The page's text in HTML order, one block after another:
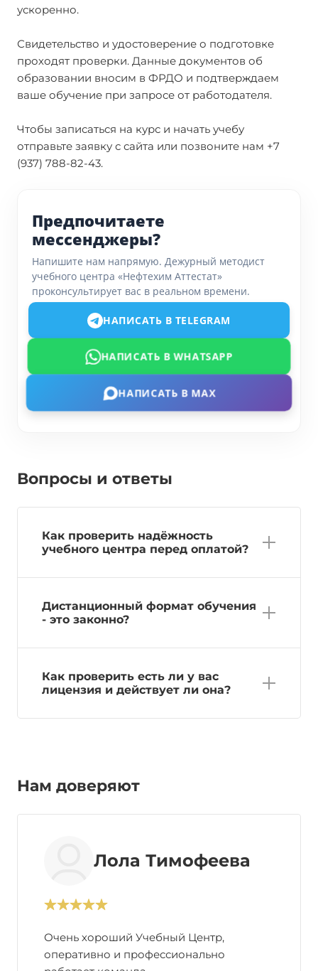
ускоренно.
Свидетельство и удостоверение о подготовке
проходят проверки. Данные документов об
образовании вносим в ФРДО и подтверждаем
ваше обучение при запросе от работодателя.
Чтобы записаться на курс и начать учебу
отправьте заявку с сайта или позвоните нам +7
(937) 788-82-43.
Предпочитаете
мессенджеры?
Напишите нам напрямую. Дежурный методист
учебного центра «Нефтехим Аттестат»
проконсультирует вас в реальном времени.
НАПИСАТЬ В TELEGRAM
НАПИСАТЬ В WHATSAPP
НАПИСАТЬ В MAX
Вопросы и ответы
Как проверить надёжность
учебного центра перед оплатой?
Дистанционный формат обучения
- это законно?
Как проверить есть ли у вас
лицензия и действует ли она?
Нам доверяют
Лола Тимофеева
Очень хороший Учебный Центр,
оперативно и профессионально